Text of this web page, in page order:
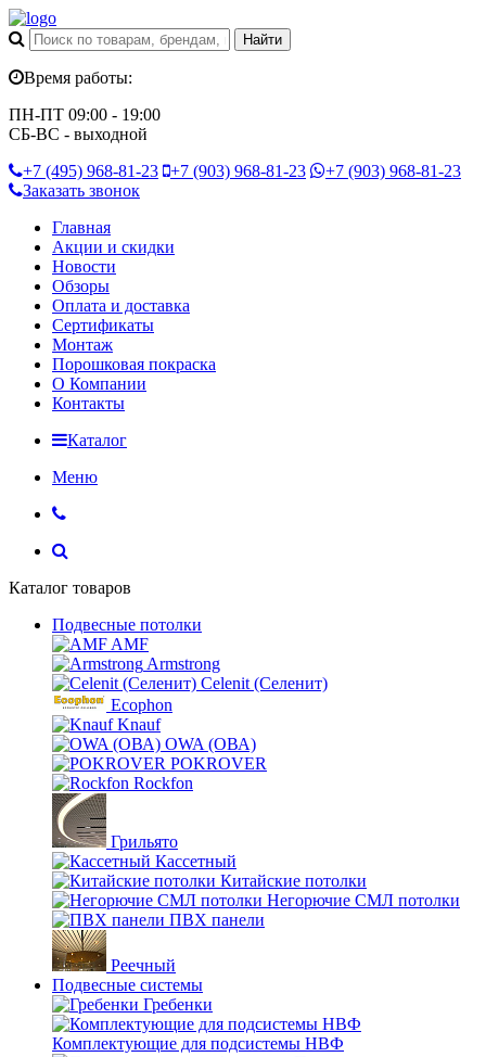
Время работы:
ПН-ПТ 09:00 - 19:00
СБ-ВС - выходной
+7 (495) 968-81-23 +7 (903) 968-81-23 +7 (903) 968-81-23
Заказать звонок
Главная
Акции и скидки
Новости
Обзоры
Оплата и доставка
Сертификаты
Монтаж
Порошковая покраска
О Компании
Контакты
Каталог
Меню
Каталог товаров
Подвесные потолки
AMF
Armstrong
Celenit (Селенит)
Ecophon
Knauf
OWA (ОВА)
POKROVER
Rockfon
Грильято
Кассетный
Китайские потолки
Негорючие СМЛ потолки
ПВХ панели
Реечный
Подвесные системы
Гребенки
Комплектующие для подсистемы НВФ